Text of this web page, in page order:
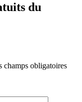
du
champs obligatoires